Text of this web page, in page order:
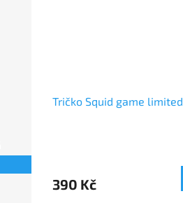
Tričko Squid game limited
je
390 Kč